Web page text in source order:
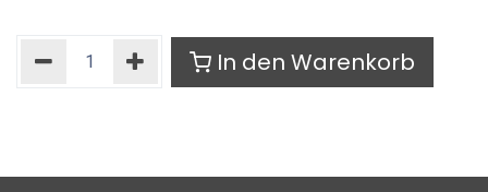
In den Warenkorb